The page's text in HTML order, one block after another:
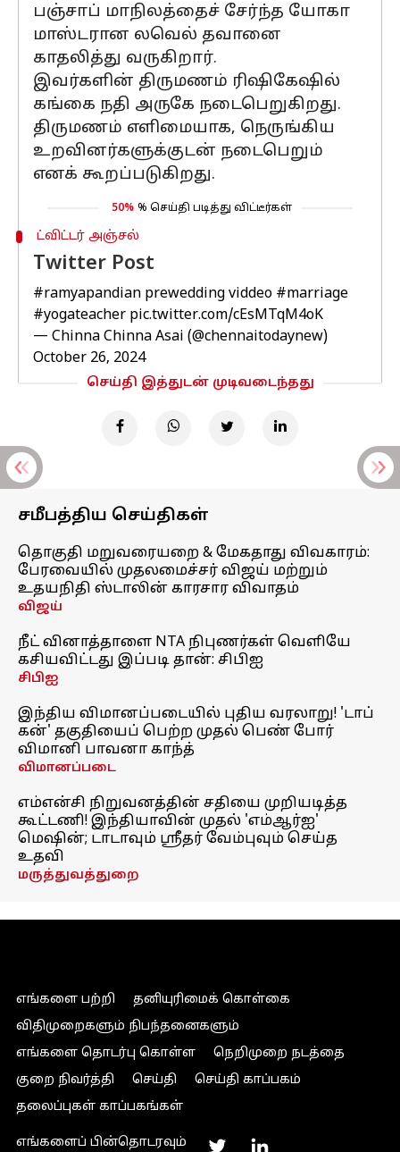
பஞ்சாப் மாநிலத்தைச் சேர்ந்த யோகா
மாஸ்டரான லவெல் தவானை
காதலித்து வருகிறார்.
இவர்களின் திருமணம் ரிஷிகேஷில்
கங்கை நதி அருகே நடைபெறுகிறது.
திருமணம் எளிமையாக, நெருங்கிய
உறவினர்களுக்குடன் நடைபெறும்
எனக் கூறப்படுகிறது.
50% % செய்தி படித்து விட்டீர்கள்
ட்விட்டர் அஞ்சல்
Twitter Post
#ramyapandian prewedding viddeo #marriage
#yogateacher pic.twitter.com/cEsMTqM4oK
— Chinna Chinna Asai (@chennaitodaynew)
October 26, 2024
செய்தி இத்துடன் முடிவடைந்தது
சமீபத்திய செய்திகள்
தொகுதி மறுவரையறை & மேகதாது விவகாரம்:
பேரவையில் முதலமைச்சர் விஜய் மற்றும்
உதயநிதி ஸ்டாலின் காரசார விவாதம்
விஜய்
நீட் வினாத்தாளை NTA நிபுணர்கள் வெளியே
கசியவிட்டது இப்படி தான்: சிபிஐ
சிபிஐ
இந்திய விமானப்படையில் புதிய வரலாறு! 'டாப்
கன்' தகுதியைப் பெற்ற முதல் பெண் போர்
விமானி பாவனா காந்த்
விமானப்படை
எம்என்சி நிறுவனத்தின் சதியை முறியடித்த
கூட்டணி! இந்தியாவின் முதல் 'எம்ஆர்ஐ'
மெஷின்; டாடாவும் ஸ்ரீதர் வேம்புவும் செய்த
உதவி
மருத்துவத்துறை
எங்களை பற்றி
தனியுரிமைக் கொள்கை
விதிமுறைகளும் நிபந்தனைகளும்
எங்களை தொடர்பு கொள்ள
நெறிமுறை நடத்தை
குறை நிவர்த்தி
செய்தி
செய்தி காப்பகம்
தலைப்புகள் காப்பகங்கள்
எங்களைப் பின்தொடரவும்